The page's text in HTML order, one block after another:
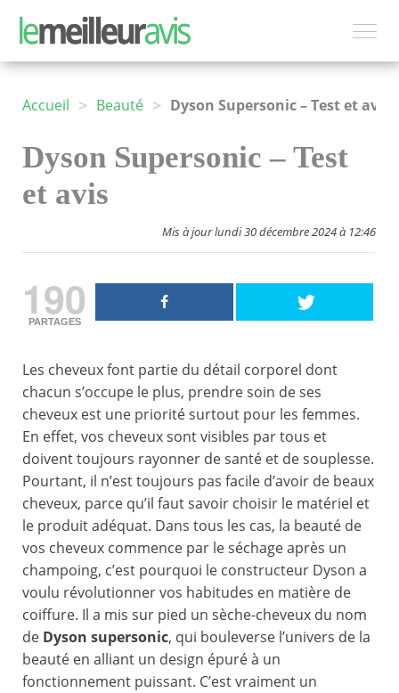
Accueil > Beauté > Dyson Supersonic – Test et avis
Dyson Supersonic – Test
et avis
Mis à jour lundi 30 décembre 2024 à 12:46
190
PARTAGES
Les cheveux font partie du détail corporel dont
chacun s’occupe le plus, prendre soin de ses
cheveux est une priorité surtout pour les femmes.
En effet, vos cheveux sont visibles par tous et
doivent toujours rayonner de santé et de souplesse.
Pourtant, il n’est toujours pas facile d’avoir de beaux
cheveux, parce qu’il faut savoir choisir le matériel et
le produit adéquat. Dans tous les cas, la beauté de
vos cheveux commence par le séchage après un
champoing, c’est pourquoi le constructeur Dyson a
voulu révolutionner vos habitudes en matière de
coiffure. Il a mis sur pied un sèche-cheveux du nom
de Dyson supersonic, qui bouleverse l’univers de la
beauté en alliant un design épuré à un
fonctionnement puissant. C’est vraiment un